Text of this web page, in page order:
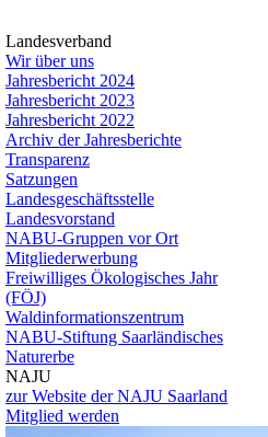
Landesverband
Wir über uns
Jahresbericht 2024
Jahresbericht 2023
Jahresbericht 2022
Archiv der Jahresberichte
Transparenz
Satzungen
Landesgeschäftsstelle
Landesvorstand
NABU-Gruppen vor Ort
Mitgliederwerbung
Freiwilliges Ökologisches Jahr
(FÖJ)
Waldinformationszentrum
NABU-Stiftung Saarländisches
Naturerbe
NAJU
zur Website der NAJU Saarland
Mitglied werden